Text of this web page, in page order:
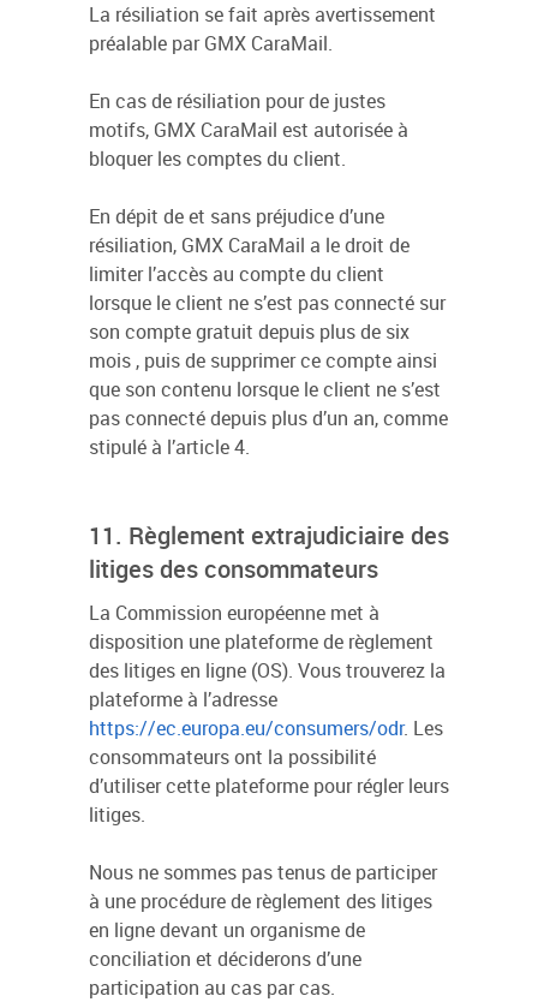
La résiliation se fait après avertissement
préalable par GMX CaraMail.
En cas de résiliation pour de justes
motifs, GMX CaraMail est autorisée à
bloquer les comptes du client.
En dépit de et sans préjudice d’une
résiliation, GMX CaraMail a le droit de
limiter l’accès au compte du client
lorsque le client ne s’est pas connecté sur
son compte gratuit depuis plus de six
mois , puis de supprimer ce compte ainsi
que son contenu lorsque le client ne s’est
pas connecté depuis plus d’un an, comme
stipulé à l’article 4.
11. Règlement extrajudiciaire des
litiges des consommateurs
La Commission européenne met à
disposition une plateforme de règlement
des litiges en ligne (OS). Vous trouverez la
plateforme à l’adresse
https://ec.europa.eu/consumers/odr. Les
consommateurs ont la possibilité
d’utiliser cette plateforme pour régler leurs
litiges.
Nous ne sommes pas tenus de participer
à une procédure de règlement des litiges
en ligne devant un organisme de
conciliation et déciderons d’une
participation au cas par cas.